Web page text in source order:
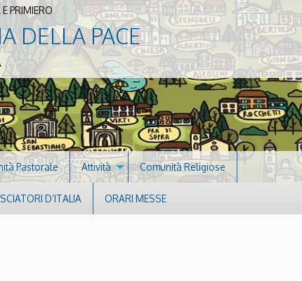
PRIMIERO
DELLA PACE
Pastorale Attività Comunità Religiose
D’ITALIA ORARI MESSE